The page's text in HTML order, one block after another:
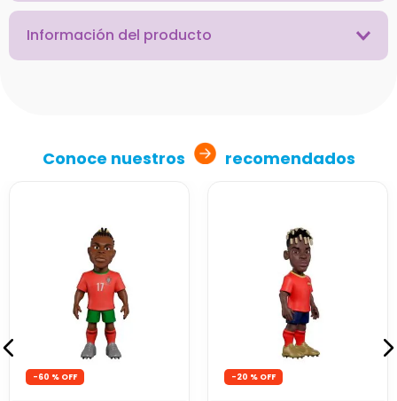
Información del producto
Conoce nuestros recomendados
-60 % -20 %